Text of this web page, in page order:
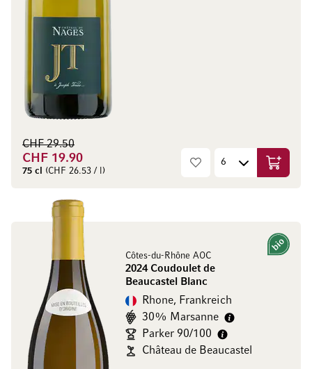
CHF 19.90
CHF 29.50
75 cl (CHF 26.53 / l) In den
Côtes-du-Rhône AOC
2024 Coudoulet de
Beaucastel Blanc
Bio
Rhone, Frankreich
30% Marsanne
Parker 90/100
Château de Beaucastel